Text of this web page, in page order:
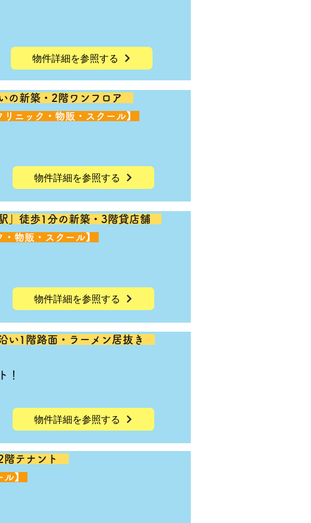
物件詳細を参照する
の新築・2階ワンフロア
リニック・物販・スクール】
物件詳細を参照する
」徒歩1分の新築・3階貸店舗
・物販・スクール】
物件詳細を参照する
い1階路面・ラーメン居抜き
！
物件詳細を参照する
2階テナント
ル】